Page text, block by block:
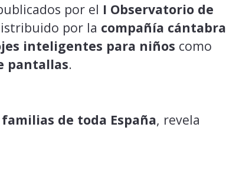
por el I Observatorio de
por la compañía cántabra
inteligentes para niños como
pantallas.
familias de toda España, revela